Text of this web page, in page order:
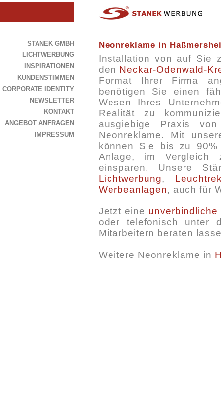
STANEK GMBH
LICHTWERBUNG
INSPIRATIONEN
KUNDENSTIMMEN
CORPORATE IDENTITY
NEWSLETTER
KONTAKT
ANGEBOT ANFRAGEN
IMPRESSUM
Neonreklame in
Installation von auf Sie
den Neckar-Odenwald-
Format Ihrer Firma
benötigen Sie einen
Wesen Ihres
Realität zu
ausgiebige Praxis
Neonreklame. Mit
können Sie bis zu
Anlage, im Vergleich
einsparen. Unsere
Lichtwerbung,
Werbeanlagen, auch für
Jetzt eine unverbindliche
oder telefonisch unter
Mitarbeitern beraten
Weitere Neonreklame in